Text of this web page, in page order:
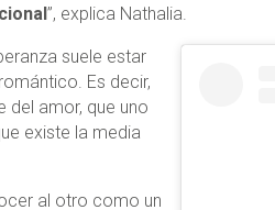
”, explica Nathalia.
suele estar
Es decir,
del amor, que uno
existe la media
al otro como un